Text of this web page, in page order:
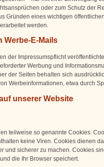
oder zum Schutz der
Gründen eines wichtigen
werden.
Werbe-E-Mails
der Impressumspflicht
Werbung und
der Seiten behalten sich
Werbeinformationen, etwa durch
unserer Website
teilweise so genannte Cookies.
keine Viren. Cookies dienen
und sicherer zu machen. Cookies
die Ihr Browser speichert.